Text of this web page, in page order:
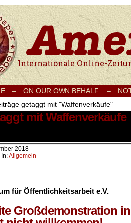
Internationale Onlinezeitung für
– ON OUR OWN BEHALF –
getaggt mit "Waffenverkäufe"
mit Waffenverkäufe
2018
In:Allgemein
für Öffentlichkeitsarbeit e.V.
Großdemonstration